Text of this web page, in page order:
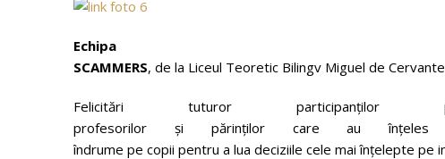
Echipa
SCAMMERS, de la Liceul Teoretic Bilingv Miguel de
Felicitări tuturor
profesorilor și părinților care au
îndrume pe copii pentru a lua deciziile cele mai înțelepte pe